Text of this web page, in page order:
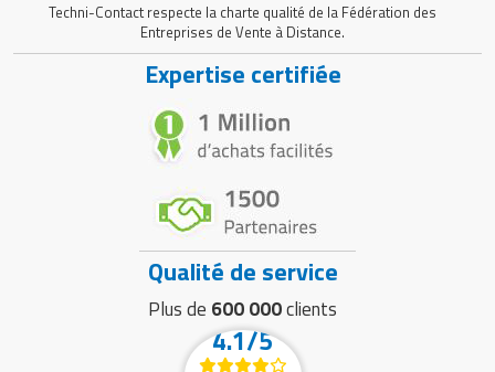
Techni-Contact respecte la charte qualité de la Fédération des
Entreprises de Vente à Distance.
Expertise certifiée
Qualité de service
Plus de 600 000clients
4.1/5